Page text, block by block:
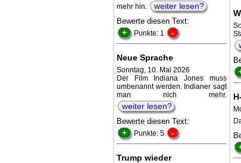
mehr hin.
weiter lesen?
Bewerte diesen Text:
+ Punkte: 1 -
Neue Sprache
Sonntag, 10. Mai 2026
Der Film Indiana Jones muss
umbenannt werden. Indianer sagt
man nich mehr.
weiter lesen?
Bewerte diesen Text:
+ Punkte: 5 -
Trump wieder